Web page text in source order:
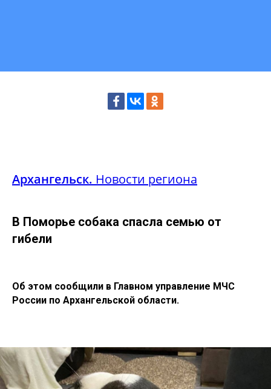
Архангельск. Новости региона
В Поморье собака спасла семью от
гибели
Об этом сообщили в Главном управление МЧС
России по Архангельской области.